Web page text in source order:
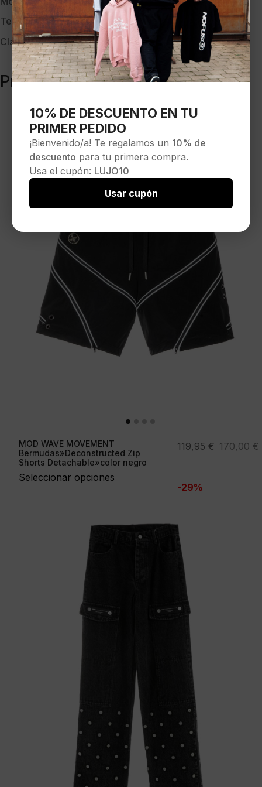
Temporada:PV-26
Clave:40413
Productos relacionados
MOD WAVE MOVEMENT
Bermudas»Deconstructed Zip
Shorts Detachable»color negro
Seleccionar opciones
170,00€
El
era:
119,95 €
El
es:
-29%
10% DE DESCUENTO EN TU
PRIMER PEDIDO
¡Bienvenido/a! Te regalamos un 10% de
descuento para tu primera compra.
Usa el cupón: LUJO10
Usar cupón